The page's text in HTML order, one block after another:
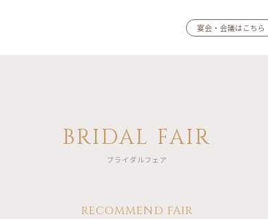
宴会・会議はこちら
BRIDAL FAIR
ブライダルフェア
RECOMMEND FAIR